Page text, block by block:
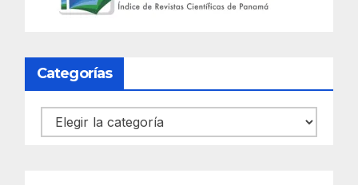
Categorías
Categorías